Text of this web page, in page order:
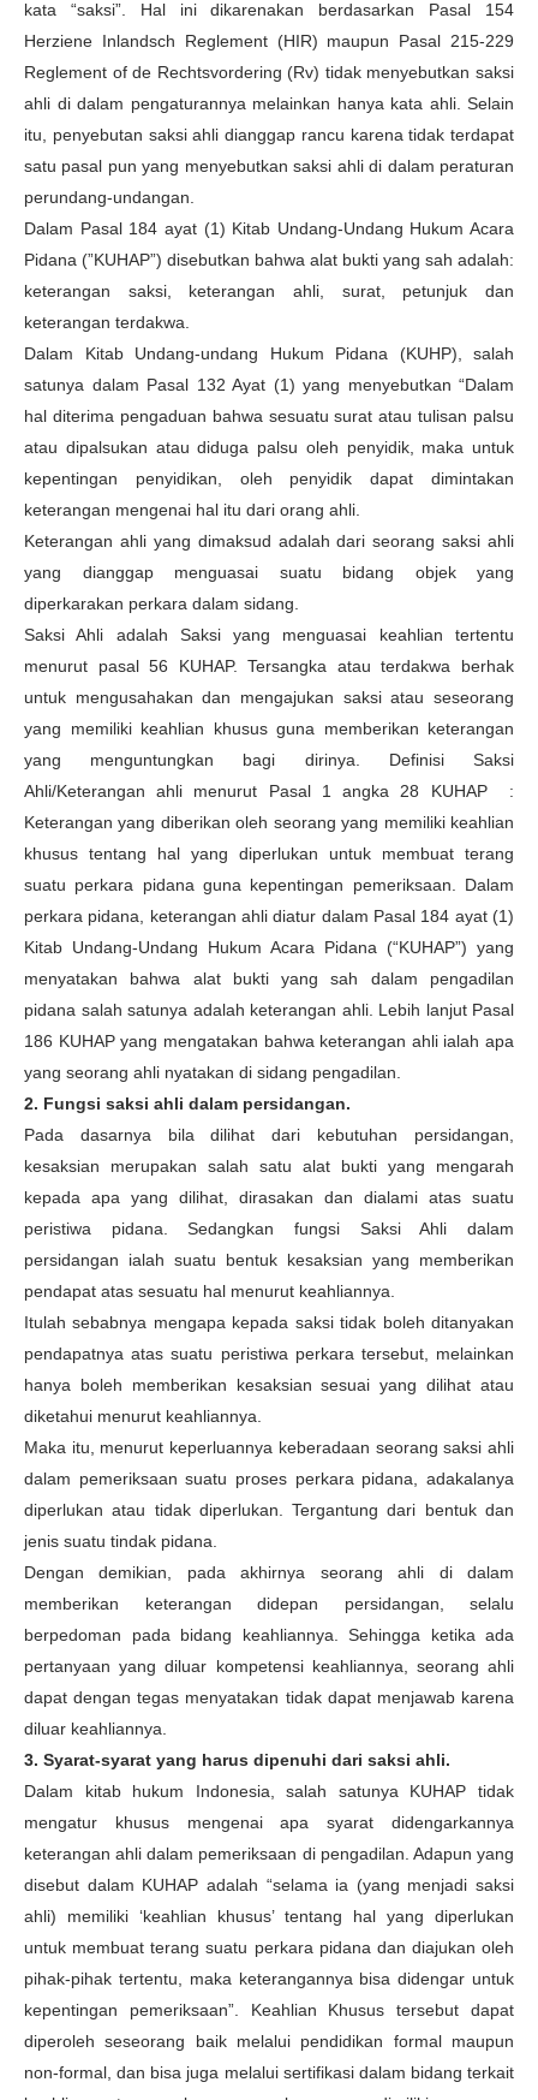
kata “saksi”. Hal ini dikarenakan berdasarkan Pasal 154
Herziene Inlandsch Reglement (HIR) maupun Pasal 215-229
Reglement of de Rechtsvordering (Rv) tidak menyebutkan saksi
ahli di dalam pengaturannya melainkan hanya kata ahli. Selain
itu, penyebutan saksi ahli dianggap rancu karena tidak terdapat
satu pasal pun yang menyebutkan saksi ahli di dalam peraturan
perundang-undangan.
Dalam Pasal 184 ayat (1) Kitab Undang-Undang Hukum Acara
Pidana (”KUHAP”) disebutkan bahwa alat bukti yang sah adalah:
keterangan saksi, keterangan ahli, surat, petunjuk dan
keterangan terdakwa.
Dalam Kitab Undang-undang Hukum Pidana (KUHP), salah
satunya dalam Pasal 132 Ayat (1) yang menyebutkan “Dalam
hal diterima pengaduan bahwa sesuatu surat atau tulisan palsu
atau dipalsukan atau diduga palsu oleh penyidik, maka untuk
kepentingan penyidikan, oleh penyidik dapat dimintakan
keterangan mengenai hal itu dari orang ahli.
Keterangan ahli yang dimaksud adalah dari seorang saksi ahli
yang dianggap menguasai suatu bidang objek yang
diperkarakan perkara dalam sidang.
Saksi Ahli adalah Saksi yang menguasai keahlian tertentu
menurut pasal 56 KUHAP. Tersangka atau terdakwa berhak
untuk mengusahakan dan mengajukan saksi atau seseorang
yang memiliki keahlian khusus guna memberikan keterangan
yang menguntungkan bagi dirinya. Definisi Saksi
Ahli/Keterangan ahli menurut Pasal 1 angka 28 KUHAP :
Keterangan yang diberikan oleh seorang yang memiliki keahlian
khusus tentang hal yang diperlukan untuk membuat terang
suatu perkara pidana guna kepentingan pemeriksaan. Dalam
perkara pidana, keterangan ahli diatur dalam Pasal 184 ayat (1)
Kitab Undang-Undang Hukum Acara Pidana (“KUHAP”) yang
menyatakan bahwa alat bukti yang sah dalam pengadilan
pidana salah satunya adalah keterangan ahli. Lebih lanjut Pasal
186 KUHAP yang mengatakan bahwa keterangan ahli ialah apa
yang seorang ahli nyatakan di sidang pengadilan.
2. Fungsi saksi ahli dalam persidangan.
Pada dasarnya bila dilihat dari kebutuhan persidangan,
kesaksian merupakan salah satu alat bukti yang mengarah
kepada apa yang dilihat, dirasakan dan dialami atas suatu
peristiwa pidana. Sedangkan fungsi Saksi Ahli dalam
persidangan ialah suatu bentuk kesaksian yang memberikan
pendapat atas sesuatu hal menurut keahliannya.
Itulah sebabnya mengapa kepada saksi tidak boleh ditanyakan
pendapatnya atas suatu peristiwa perkara tersebut, melainkan
hanya boleh memberikan kesaksian sesuai yang dilihat atau
diketahui menurut keahliannya.
Maka itu, menurut keperluannya keberadaan seorang saksi ahli
dalam pemeriksaan suatu proses perkara pidana, adakalanya
diperlukan atau tidak diperlukan. Tergantung dari bentuk dan
jenis suatu tindak pidana.
Dengan demikian, pada akhirnya seorang ahli di dalam
memberikan keterangan didepan persidangan, selalu
berpedoman pada bidang keahliannya. Sehingga ketika ada
pertanyaan yang diluar kompetensi keahliannya, seorang ahli
dapat dengan tegas menyatakan tidak dapat menjawab karena
diluar keahliannya.
3. Syarat-syarat yang harus dipenuhi dari saksi ahli.
Dalam kitab hukum Indonesia, salah satunya KUHAP tidak
mengatur khusus mengenai apa syarat didengarkannya
keterangan ahli dalam pemeriksaan di pengadilan. Adapun yang
disebut dalam KUHAP adalah “selama ia (yang menjadi saksi
ahli) memiliki ‘keahlian khusus’ tentang hal yang diperlukan
untuk membuat terang suatu perkara pidana dan diajukan oleh
pihak-pihak tertentu, maka keterangannya bisa didengar untuk
kepentingan pemeriksaan”. Keahlian Khusus tersebut dapat
diperoleh seseorang baik melalui pendidikan formal maupun
non-formal, dan bisa juga melalui sertifikasi dalam bidang terkait